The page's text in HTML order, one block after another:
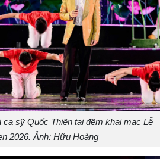
sỹ Quốc Thiên tại đêm khai mạc Lễ
2026. Ảnh: Hữu Hoàng